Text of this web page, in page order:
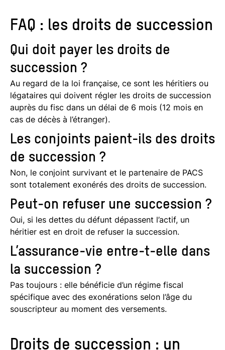
FAQ : les droits de succession
Qui doit payer les droits de
succession ?
Au regard de la loi française, ce sont les héritiers ou
légataires qui doivent régler les droits de succession
auprès du fisc dans un délai de 6 mois (12 mois en
cas de décès à l’étranger).
Les conjoints paient-ils des droits
de succession ?
Non, le conjoint survivant et le partenaire de PACS
sont totalement exonérés des droits de succession.
Peut-on refuser une succession ?
Oui, si les dettes du défunt dépassent l’actif, un
héritier est en droit de refuser la succession.
L’assurance-vie entre-t-elle dans
la succession ?
Pas toujours : elle bénéficie d’un régime fiscal
spécifique avec des exonérations selon l’âge du
souscripteur au moment des versements.
Droits de succession : un